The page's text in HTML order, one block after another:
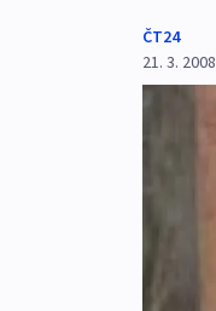
ČT24
21. 3. 2008